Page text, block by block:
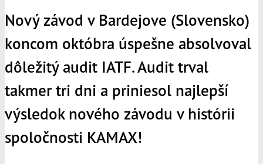
Nový závod v Bardejove (Slovensko)
koncom októbra úspešne absolvoval
dôležitý audit IATF. Audit trval
takmer tri dni a priniesol najlepší
výsledok nového závodu v histórii
spoločnosti KAMAX!